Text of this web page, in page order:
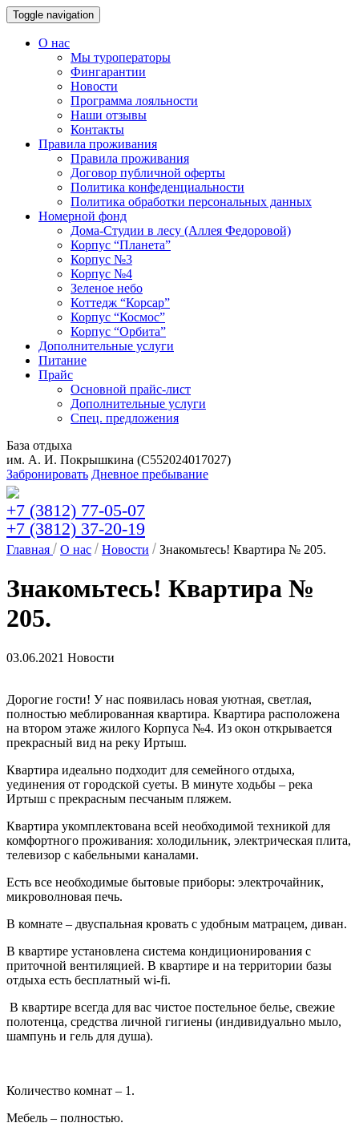
Toggle navigation
О нас
Мы туроператоры
Фингарантии
Новости
Программа лояльности
Наши отзывы
Контакты
Правила проживания
Правила проживания
Договор публичной оферты
Политика конфеденциальности
Политика обработки персональных данных
Номерной фонд
Дома-Студии в лесу (Аллея Федоровой)
Корпус “Планета”
Корпус №3
Корпус №4
Зеленое небо
Коттедж “Корсар”
Корпус “Космос”
Корпус “Орбита”
Дополнительные услуги
Питание
Прайс
Основной прайс-лист
Дополнительные услуги
Спец. предложения
База отдыха
им. А. И. Покрышкина (C552024017027)
Забронировать Дневное пребывание
+7 (3812) 77-05-07
+7 (3812) 37-20-19
Главная О нас Новости Знакомьтесь! Квартира № 205.
Знакомьтесь! Квартира №
205.
03.06.2021 Новости
Дорогие гости! У нас появилась новая уютная, светлая,
полностью меблированная квартира. Квартира расположена
на втором этаже жилого Корпуса №4. Из окон открывается
прекрасный вид на реку Иртыш.
Квартира идеально подходит для семейного отдыха,
уединения от городской суеты. В минуте ходьбы – река
Иртыш с прекрасным песчаным пляжем.
Квартира укомплектована всей необходимой техникой для
комфортного проживания: холодильник, электрическая плита,
телевизор с кабельными каналами.
Есть все необходимые бытовые приборы: электрочайник,
микроволновая печь.
В комнате – двуспальная кровать с удобным матрацем, диван.
В квартире установлена система кондиционирования с
приточной вентиляцией. В квартире и на территории базы
отдыха есть бесплатный wi-fi.
В квартире всегда для вас чистое постельное белье, свежие
полотенца, средства личной гигиены (индивидуально мыло,
шампунь и гель для душа).
Количество комнат – 1.
Мебель – полностью.